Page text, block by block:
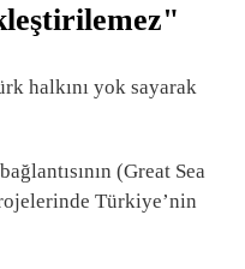
halkını yok sayarak
(Great Sea
Türkiye’nin